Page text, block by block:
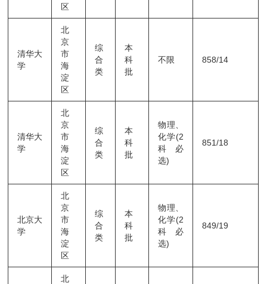
区
清华大
学
北
京
市
海
淀
区
综
合
类
本
科
批
不限 858/14
清华大
学
北
京
市
海
淀
区
综
合
类
本
科
批
物理、
化学(2
科必
选)
851/18
北京大
学
北
京
市
海
淀
区
综
合
类
本
科
批
物理、
化学(2
科必
选)
849/19
北